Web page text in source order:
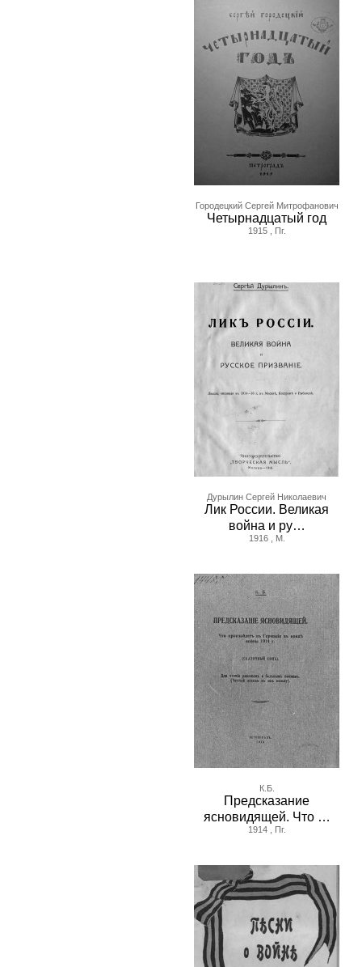
Городецкий Сергей Митрофанович
Четырнадцатый год
1915 , Пг.
Дурылин Сергей Николаевич
Лик России. Великая
война и ру…
1916 , М.
К.Б.
Предсказание
ясновидящей. Что …
1914 , Пг.